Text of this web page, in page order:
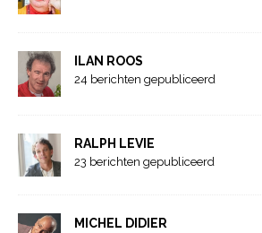
ILAN ROOS
24 berichten gepubliceerd
RALPH LEVIE
23 berichten gepubliceerd
MICHEL DIDIER